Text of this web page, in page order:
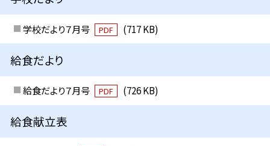
学校だより７月号 PDF (717 KB)
給食だより
給食だより７月号 PDF (726 KB)
給食献立表